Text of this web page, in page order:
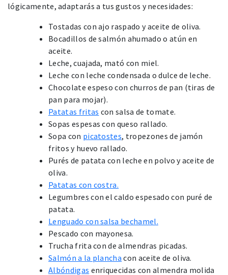
lógicamente, adaptarás a tus gustos y necesidades:
Tostadas con ajo raspado y aceite de oliva.
Bocadillos de salmón ahumado o atún en
aceite.
Leche, cuajada, mató con miel.
Leche con leche condensada o dulce de leche.
Chocolate espeso con churros de pan (tiras de
pan para mojar).
Patatas fritas con salsa de tomate.
Sopas espesas con queso rallado.
Sopa con picatostes, tropezones de jamón
fritos y huevo rallado.
Purés de patata con leche en polvo y aceite de
oliva.
Patatas con costra.
Legumbres con el caldo espesado con puré de
patata.
Lenguado con salsa bechamel.
Pescado con mayonesa.
Trucha frita con de almendras picadas.
Salmón a la plancha con aceite de oliva.
Albóndigas enriquecidas con almendra molida